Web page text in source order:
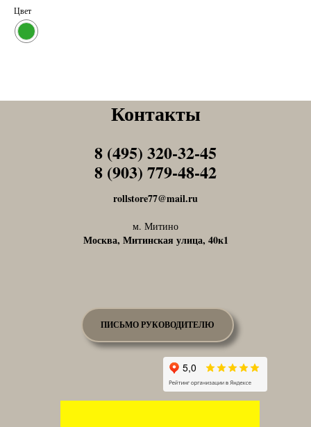
Цвет
Контакты
rollstore77@mail.ru
м. Митино
Москва, Митинская улица, 40к1
8 (495) 320-32-45
8 (903) 779-48-42
Tel1
Tel1
ПИСЬМО РУКОВОДИТЕЛЮ